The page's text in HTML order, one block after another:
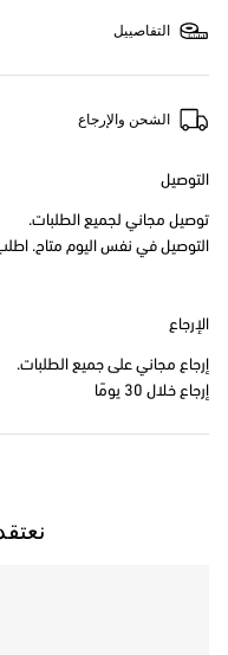
التفاصييل
الشحن والإرجاع
التوصيل
توصيل مجاني لجميع الطلبات.
التوصيل في نفس اليوم متاح. اطلب
الإرجاع
إرجاع مجاني على جميع الطلبات.
إرجاع خلال 30 يومًا